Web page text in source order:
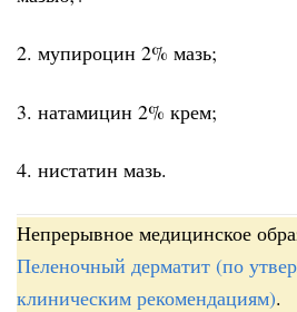
2. мупироцин 2% мазь;
3. натамицин 2% крем;
4. нистатин мазь.
Непрерывное медицинское
Пеленочный дерматит (по
клиническим рекомендациям).